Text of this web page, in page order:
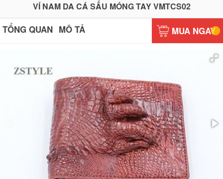
VÍ NAM DA CÁ SẤU MÓNG TAY VMTCS02
TỔNG QUAN MÔ TẢ